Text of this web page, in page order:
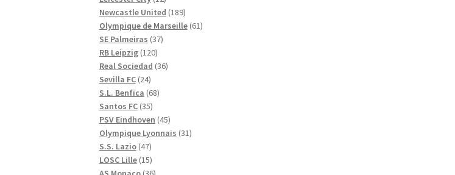
produkter
Newcastle United 189189
produkter
Olympique de Marseille 6161
SE Palmeiras 3737
RB Leipzig 120120
produkter
Real Sociedad 3636
Sevilla FC 2424
produkter
S.L. Benfica 6868
Santos FC 3535
produkter
PSV Eindhoven 4545
produkter
Olympique Lyonnais 3131
S.S. Lazio 4747
produkter
LOSC Lille 1515
produkter
36